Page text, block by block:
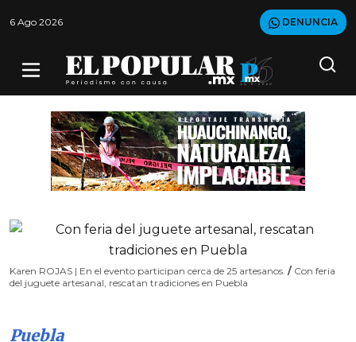
6 Ago 2026 DENUNCIA
Karen ROJAS | En el evento participan cerca de 25 artesanos. / Con feria
del juguete artesanal, rescatan tradiciones en Puebla
Puebla